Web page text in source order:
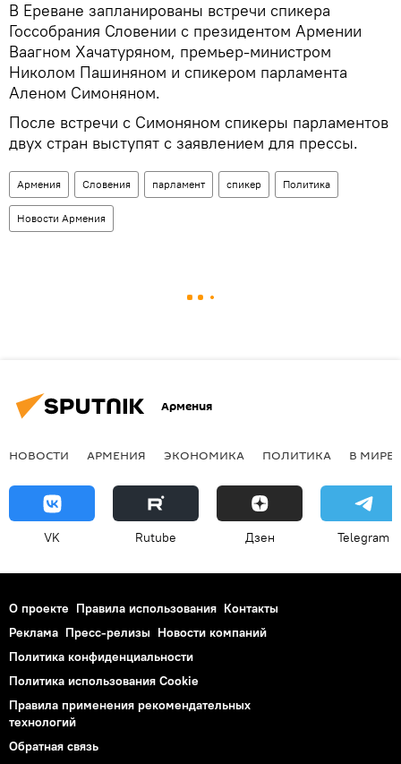
В Ереване запланированы встречи спикера
Госсобрания Словении с президентом Армении
Ваагном Хачатуряном, премьер-министром
Николом Пашиняном и спикером парламента
Аленом Симоняном.
После встречи с Симоняном спикеры парламентов
двух стран выступят с заявлением для прессы.
Армения Словения парламент спикер Политика
Новости Армения
Армения
НОВОСТИ АРМЕНИЯ ЭКОНОМИКА ПОЛИТИКА В МИРЕ
VK Rutube Дзен Telegram
О проекте Правила использования Контакты
Реклама Пресс-релизы Новости компаний
Политика конфиденциальности
Политика использования Cookie
Правила применения рекомендательных
технологий
Обратная связь